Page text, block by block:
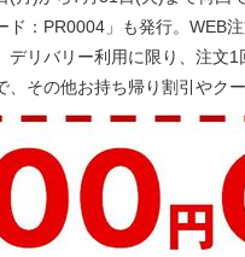
ド：PR0004」も発行。WEB
デリバリー利用に限り、注文
、その他お持ち帰り割引やク